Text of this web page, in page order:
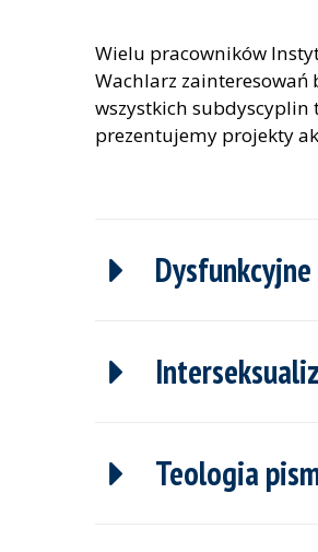
Wielu pracowników
Wachlarz zainteresowań
wszystkich subdyscyplin
prezentujemy projekty
Teologia